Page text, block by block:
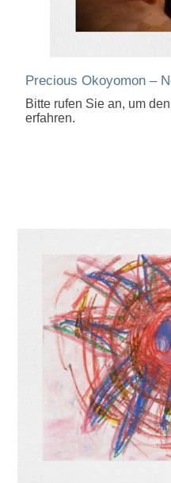
Precious Okoyomon –
Bitte rufen Sie an, um
erfahren.